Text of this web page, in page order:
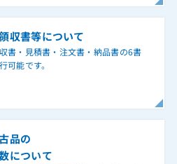
収書等について
書・見積書・注文書・納品書の6書
可能です。
品の
について